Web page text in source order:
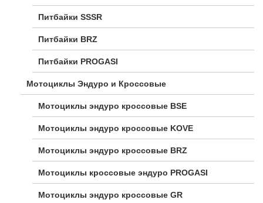
Питбайки SSSR
Питбайки BRZ
Питбайки PROGASI
Мотоциклы Эндуро и Кроссовые
Мотоциклы эндуро кроссовые BSE
Мотоциклы эндуро кроссовые KOVE
Мотоциклы эндуро кроссовые BRZ
Мотоциклы кроссовые эндуро PROGASI
Мотоциклы эндуро кроссовые GR